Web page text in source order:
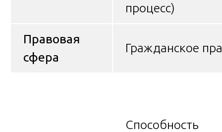
процесс)
Правовая
сфера
Гражданское
Способность